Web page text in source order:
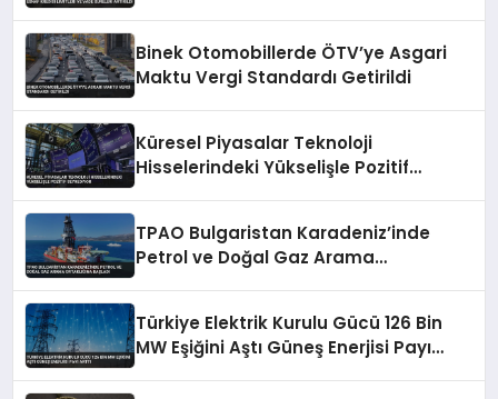
Binek Otomobillerde ÖTV’ye Asgari
Maktu Vergi Standardı Getirildi
Küresel Piyasalar Teknoloji
Hisselerindeki Yükselişle Pozitif
TPAO Bulgaristan Karadeniz’inde
Petrol ve Doğal Gaz Arama
Türkiye Elektrik Kurulu Gücü 126 Bin
MW Eşiğini Aştı Güneş Enerjisi Payı